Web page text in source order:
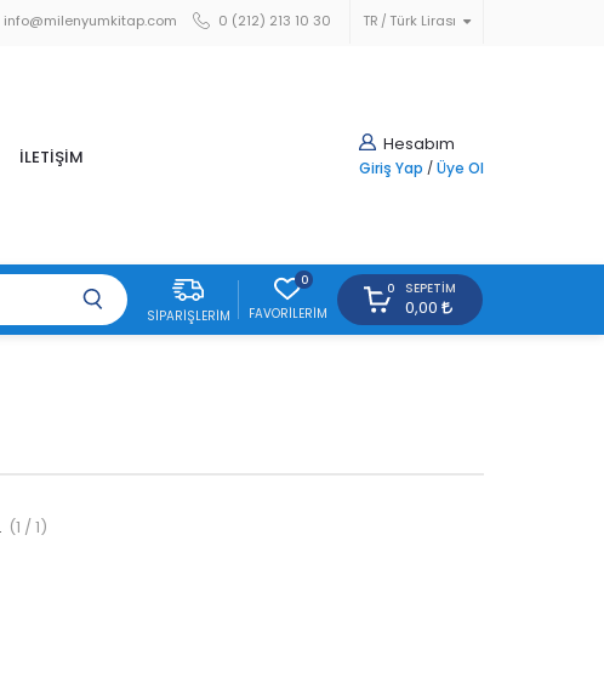
TR Türk Lirası
info@milenyumkitap.com 0 (212) 213 10 30
Hesabım
Giriş Yap / Üye Ol
İLETİŞİM
SIPARIŞLERIM
0
FAVORILERIM
0 SEPETIM
0,00
(1 / 1)